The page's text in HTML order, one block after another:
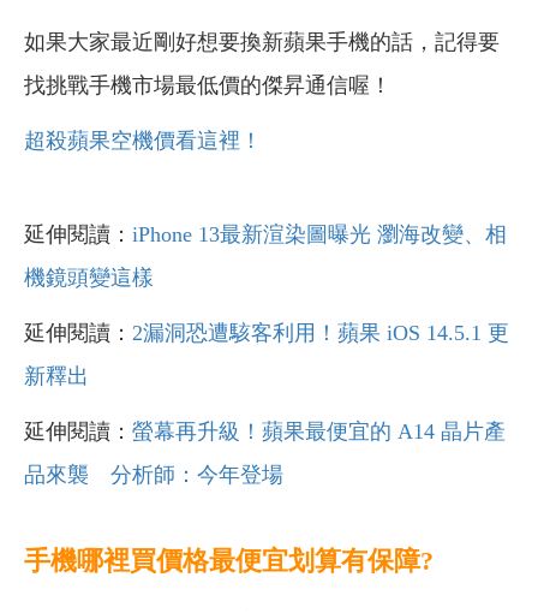
如果大家最近剛好想要換新蘋果手機的話，記得要
找挑戰手機市場最低價的傑昇通信喔！
超殺蘋果空機價看這裡！
延伸閱讀： iPhone 13最新渲染圖曝光 瀏海改變、相
機鏡頭變這樣
延伸閱讀： 2漏洞恐遭駭客利用！蘋果 iOS 14.5.1 更
新釋出
延伸閱讀： 螢幕再升級！蘋果最便宜的 A14 晶片產
品來襲 分析師：今年登場
手機哪裡買價格最便宜划算有保障?